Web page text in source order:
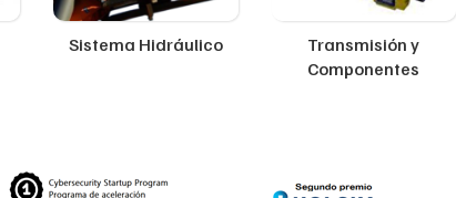
Sistema Hidráulico
Transmisión y
Componentes